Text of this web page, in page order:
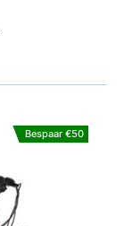
Bespaar €50